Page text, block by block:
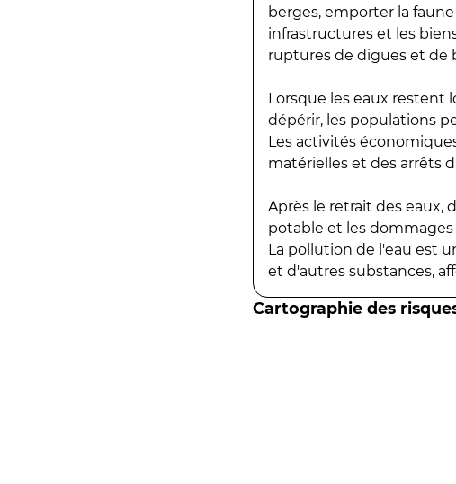
berges, emporter la
infrastructures et les
ruptures de digues et de
Lorsque les eaux restent
dépérir, les populations
Les activités
matérielles et des arrêts
Après le retrait des eaux,
potable et les
La pollution de l'eau est
et d'autres substances,
Cartographie des